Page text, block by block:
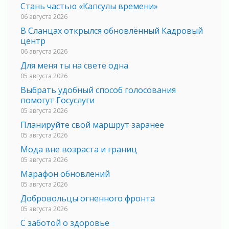
Стань частью «Капсулы времени»
06 августа 2026
В Сланцах открылся обновлённый Кадровый
центр
06 августа 2026
Для меня ты на свете одна
05 августа 2026
Выбрать удобный способ голосования
помогут Госуслуги
05 августа 2026
Планируйте свой маршрут заранее
05 августа 2026
Мода вне возраста и границ
05 августа 2026
Марафон обновлений
05 августа 2026
Добровольцы огненного фронта
05 августа 2026
С заботой о здоровье